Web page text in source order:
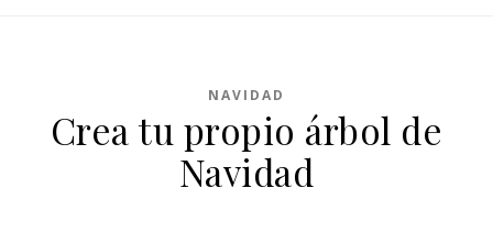
NAVIDAD
Crea tu propio árbol de
Navidad